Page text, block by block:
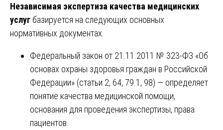
Независимая экспертиза качества медицинских
услуг базируется на следующих основных
нормативных документах.
Федеральный закон от 21.11.2011 № 323-ФЗ «Об
основах охраны здоровья граждан в Российской
Федерации» (статьи 2, 64, 79.1, 98) — определяет
понятие качества медицинской помощи,
основания для проведения экспертизы, права
пациентов.